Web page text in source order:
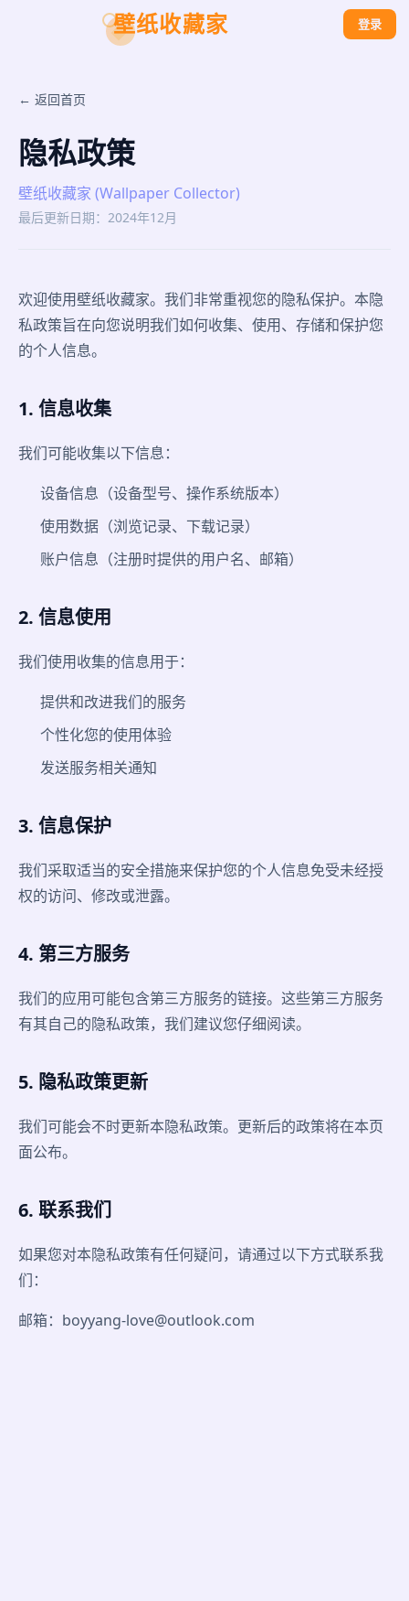
壁纸收藏家 登录
← 返回首页
隐私政策
壁纸收藏家 (Wallpaper Collector)
最后更新日期：2024年12月
欢迎使用壁纸收藏家。我们非常重视您的隐私保护。本隐
私政策旨在向您说明我们如何收集、使用、存储和保护您
的个人信息。
1. 信息收集
我们可能收集以下信息：
设备信息（设备型号、操作系统版本）
使用数据（浏览记录、下载记录）
账户信息（注册时提供的用户名、邮箱）
2. 信息使用
我们使用收集的信息用于：
提供和改进我们的服务
个性化您的使用体验
发送服务相关通知
3. 信息保护
我们采取适当的安全措施来保护您的个人信息免受未经授
权的访问、修改或泄露。
4. 第三方服务
我们的应用可能包含第三方服务的链接。这些第三方服务
有其自己的隐私政策，我们建议您仔细阅读。
5. 隐私政策更新
我们可能会不时更新本隐私政策。更新后的政策将在本页
面公布。
6. 联系我们
如果您对本隐私政策有任何疑问，请通过以下方式联系我
们：
邮箱：boyyang-love@outlook.com